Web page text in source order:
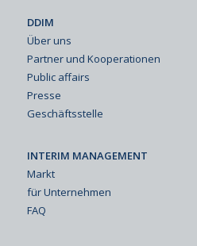
DDIM
Über uns
Partner und Kooperationen
Public affairs
Presse
Geschäftsstelle
INTERIM MANAGEMENT
Markt
für Unternehmen
FAQ